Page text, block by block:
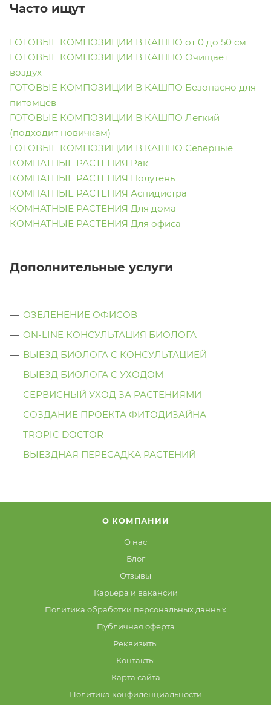
Часто ищут
ГОТОВЫЕ КОМПОЗИЦИИ В КАШПО от 0 до 50 см
ГОТОВЫЕ КОМПОЗИЦИИ В КАШПО Очищает
воздух
ГОТОВЫЕ КОМПОЗИЦИИ В КАШПО Безопасно для
питомцев
ГОТОВЫЕ КОМПОЗИЦИИ В КАШПО Легкий
(подходит новичкам)
ГОТОВЫЕ КОМПОЗИЦИИ В КАШПО Северные
КОМНАТНЫЕ РАСТЕНИЯ Рак
КОМНАТНЫЕ РАСТЕНИЯ Полутень
КОМНАТНЫЕ РАСТЕНИЯ Аспидистра
КОМНАТНЫЕ РАСТЕНИЯ Для дома
КОМНАТНЫЕ РАСТЕНИЯ Для офиса
Дополнительные услуги
ОЗЕЛЕНЕНИЕ ОФИСОВ
ON-LINE КОНСУЛЬТАЦИЯ БИОЛОГА
ВЫЕЗД БИОЛОГА С КОНСУЛЬТАЦИЕЙ
ВЫЕЗД БИОЛОГА C УХОДОМ
СЕРВИСНЫЙ УХОД ЗА РАСТЕНИЯМИ
СОЗДАНИЕ ПРОЕКТА ФИТОДИЗАЙНА
TROPIC DOCTOR
ВЫЕЗДНАЯ ПЕРЕСАДКА РАСТЕНИЙ
О КОМПАНИИ
О нас
Блог
Отзывы
Карьера и вакансии
Политика обработки персональных данных
Публичная оферта
Реквизиты
Контакты
Карта сайта
Политика конфиденциальности